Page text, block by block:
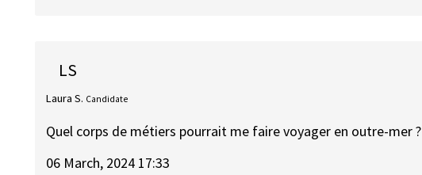
LS
Laura S. Candidate
Quel corps de métiers pourrait me faire voyager en outre-mer ?
06 March, 2024 17:33